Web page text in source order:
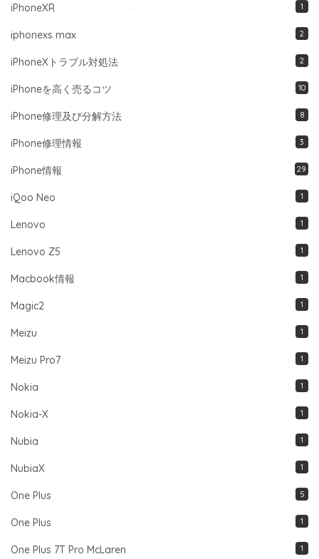
iPhoneXR 1
iphonexs max 2
iPhoneXトラブル対処法 2
iPhoneを高く売るコツ 10
iPhone修理及び分解方法 8
iPhone修理情報 3
iPhone情報 29
iQoo Neo 1
Lenovo 1
Lenovo Z5 1
Macbook情報 1
Magic2 1
Meizu 1
Meizu Pro7 1
Nokia 1
Nokia-X 1
Nubia 1
NubiaX 1
One Plus 5
One Plus 1
One Plus 7T Pro McLaren 1